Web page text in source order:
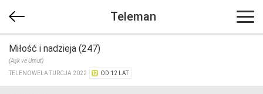
Teleman
Miłość i nadzieja (247)
(Aşk ve Umut)
TELENOWELA TURCJA 2022
OD 12 LAT